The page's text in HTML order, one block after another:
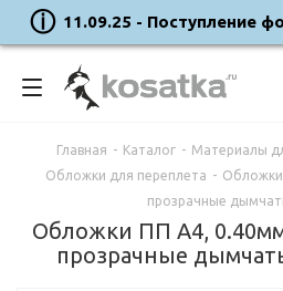
11.09.25 - Поступление
Главная - Каталог - Материалы
Обложки для переплета -
прозрачные
Обложки ПП А4,
прозрачные